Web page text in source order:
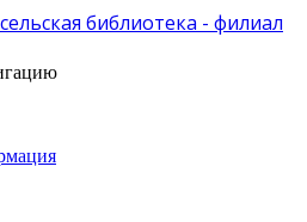
библиотека - филиал